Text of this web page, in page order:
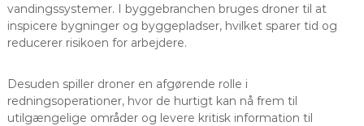
vandingssystemer. I byggebranchen bruges droner til at
inspicere bygninger og byggepladser, hvilket sparer tid og
reducerer risikoen for arbejdere.
Desuden spiller droner en afgørende rolle i
redningsoperationer, hvor de hurtigt kan nå frem til
utilgængelige områder og levere kritisk information til